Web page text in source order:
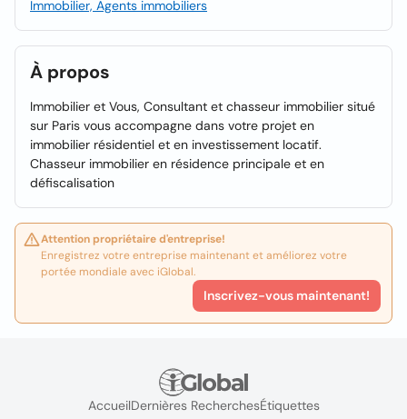
Immobilier, Agents immobiliers
À propos
Immobilier et Vous, Consultant et chasseur immobilier situé
sur Paris vous accompagne dans votre projet en
immobilier résidentiel et en investissement locatif.
Chasseur immobilier en résidence principale et en
défiscalisation
Attention propriétaire d'entreprise!
Enregistrez votre entreprise maintenant et améliorez votre
portée mondiale avec iGlobal.
Inscrivez-vous maintenant!
AccueilDernières RecherchesÉtiquettes